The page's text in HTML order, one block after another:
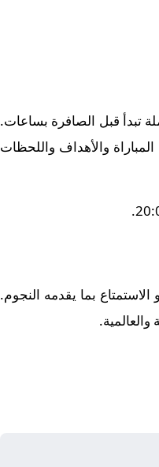
تبدأ قبل الصافرة بساعات.
والأهداف واللحظات
بما يقدمه النجوم.